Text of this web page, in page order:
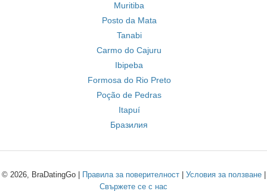
Muritiba
Posto da Mata
Tanabi
Carmo do Cajuru
Ibipeba
Formosa do Rio Preto
Poção de Pedras
Itapuí
Бразилия
© 2026, BraDatingGo | Правила за поверителност| Условия за ползване|
Свържете се с нас